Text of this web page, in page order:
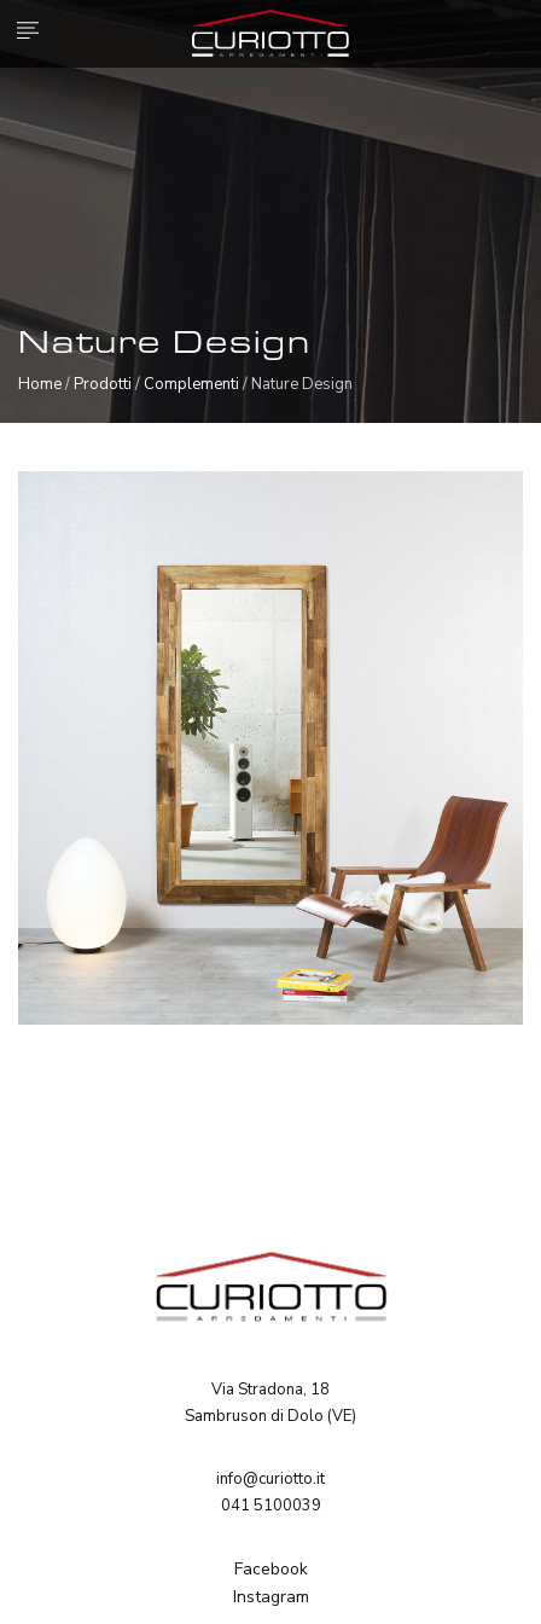
Nature Design
Home/ Prodotti / Complementi / Nature Design
Via Stradona, 18
Sambruson di Dolo (VE)
info@curiotto.it
041 5100039
Facebook
Instagram